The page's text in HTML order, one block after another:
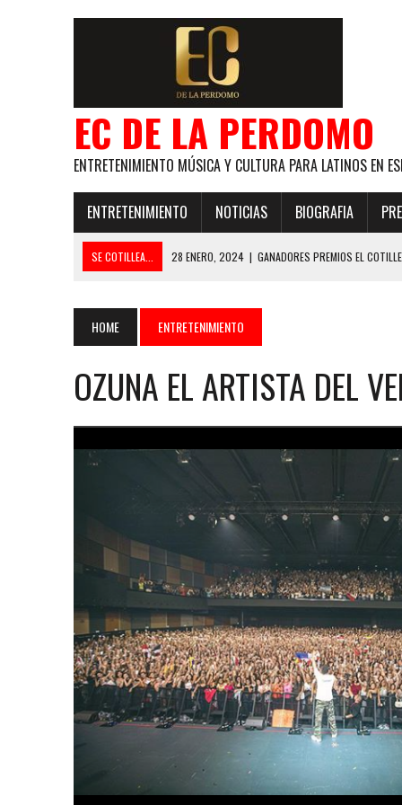
EC DE LA PERDOMO
ENTRETENIMIENTO MÚSICA Y CULTURA PARA LATINOS EN
ENTRETENIMIENTO NOTICIAS BIOGRAFIA
SE COTILLEA... 28 ENERO, 2024 | GANADORES PREMIOS EL
31 MARZO, 2023 | GRUPO NICHE ANUNCIA SUS FECHAS EN EUROPA
6 MARZO, 2023
MADRID SE RINDE AL CABALLERO DE LA SALSA
9 FEBRERO, 2023
| FELIPE PELÁEZ, EL PRÍNCIPE DEL VALLENATO EN
30 ENERO, 2023
ALFOMBRA ROJA
FRANCY “LA REINA DE LA CANTINA” INVITADA
10 PERSONAS DE LOS 10 AÑOS
13 DICIEMBRE, 2022
|
NOMINADOS X GALA PREMIOS EL COTILLEO 2023
28 ABRIL, 2022 | NOA SÁNCHEZ “LA MUÑEKA” PRESENTA SU
20 ABRIL, 2022 | “AHORA QUE TE VAS” LO NUEVO DE FRANCY LA
10 ABRIL, 2022 | ANDY RIVERA ACTÚA EL 29 DE ABRIL EN MADRID!
30 ENERO, 2022 | LOS MEJORES VESTIDOS DE LA GALA
30 ENERO, 2022 |
IX GALA LOS QUE GANARON!
5 FEBRERO, 2021 | ESTE LUNES, 15 DE FEBRERO A LAS 10 AM EN EL
1 FEBRERO, 2021
EL COTILLEO 01/02/2021
HOME ENTRETENIMIENTO
OZUNA EL ARTISTA DEL